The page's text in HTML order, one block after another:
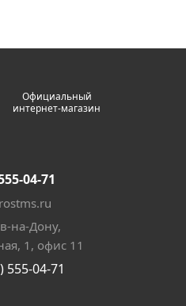
Официальный
интернет-магазин
04-71
на-Дону,
1, офис 11
555-04-71